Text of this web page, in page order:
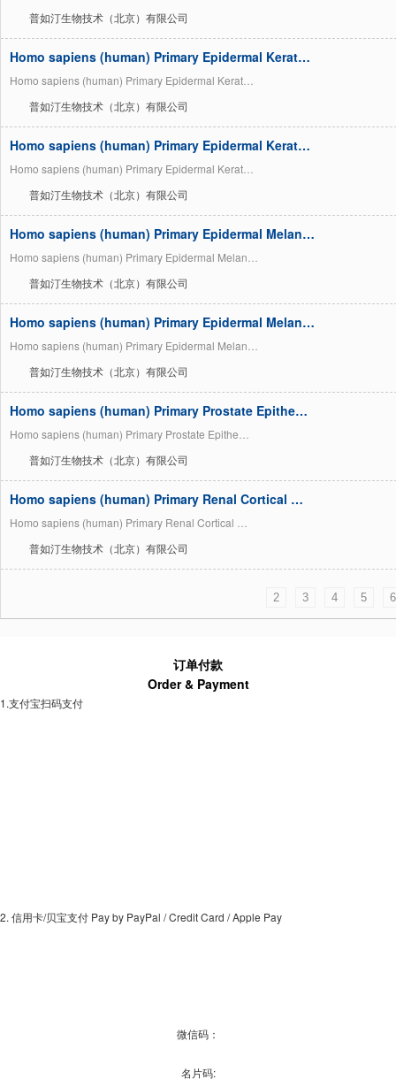
普如汀生物技术（北京）有限公司
Homo sapiens (human) Primary Epidermal Kerat…
Homo sapiens (human) Primary Epidermal Kerat…
普如汀生物技术（北京）有限公司
Homo sapiens (human) Primary Epidermal Kerat…
Homo sapiens (human) Primary Epidermal Kerat…
普如汀生物技术（北京）有限公司
Homo sapiens (human) Primary Epidermal Melan…
Homo sapiens (human) Primary Epidermal Melan…
普如汀生物技术（北京）有限公司
Homo sapiens (human) Primary Epidermal Melan…
Homo sapiens (human) Primary Epidermal Melan…
普如汀生物技术（北京）有限公司
Homo sapiens (human) Primary Prostate Epithe…
Homo sapiens (human) Primary Prostate Epithe…
普如汀生物技术（北京）有限公司
Homo sapiens (human) Primary Renal Cortical …
Homo sapiens (human) Primary Renal Cortical …
普如汀生物技术（北京）有限公司
2 3 4 5 6
订单付款
Order & Payment
1.支付宝扫码支付
2. 信用卡/贝宝支付 Pay by PayPal / Credit Card / Apple Pay
微信码：
名片码: